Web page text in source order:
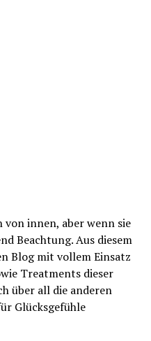
innen, aber wenn sie
Beachtung. Aus diesem
Blog mit vollem Einsatz
Treatments dieser
über all die anderen
Glücksgefühle